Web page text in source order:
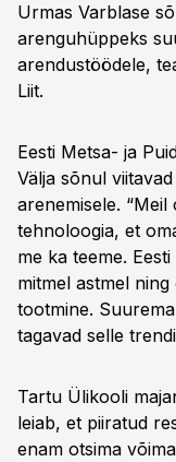
Urmas Varblase
arenguhüppeks
arendustöödele,
Liit.
Eesti Metsa- ja
Välja sõnul
arenemisele. “Meil
tehnoloogia, et
me ka teeme.
mitmel astmel
tootmine.
tagavad selle
Tartu Ülikooli
leiab, et piiratud
enam otsima